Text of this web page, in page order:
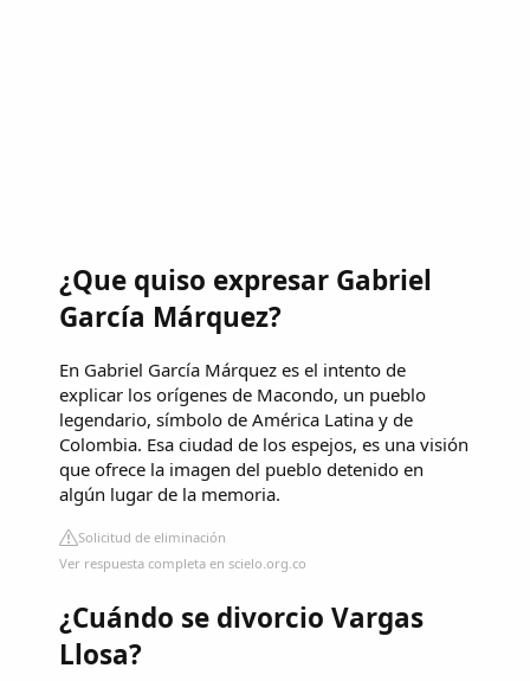
¿Que quiso expresar Gabriel
García Márquez?
En Gabriel García Márquez es el intento de
explicar los orígenes de Macondo, un pueblo
legendario, símbolo de América Latina y de
Colombia. Esa ciudad de los espejos, es una visión
que ofrece la imagen del pueblo detenido en
algún lugar de la memoria.
Solicitud de eliminación
Ver respuesta completa en scielo.org.co
¿Cuándo se divorcio Vargas
Llosa?